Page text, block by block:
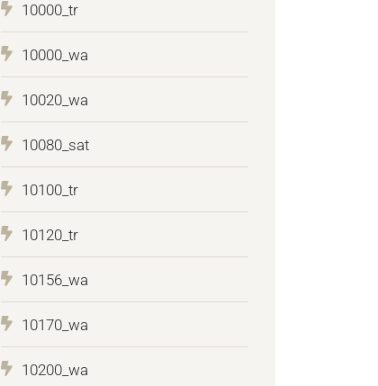
10000_tr
10000_wa
10020_wa
10080_sat
10100_tr
10120_tr
10156_wa
10170_wa
10200_wa